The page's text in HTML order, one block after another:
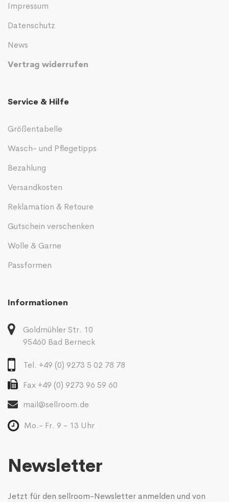
Impressum
Datenschutz
News
Vertrag widerrufen
Service & Hilfe
Größentabelle
Wasch- und Pflegetipps
Bezahlung
Versandkosten
Reklamation & Retoure
Gutschein verschenken
Wolle & Garne
Passformen
Informationen
Goldmühler Str. 10
95460 Bad Berneck
Tel. +49 (0) 9273 5 02 78 78
Fax +49 (0) 9273 96 59 60
mail@sellroom.de
Mo.- Fr. 9 - 13 Uhr
Newsletter
Jetzt für den sellroom-Newsletter anmelden und von